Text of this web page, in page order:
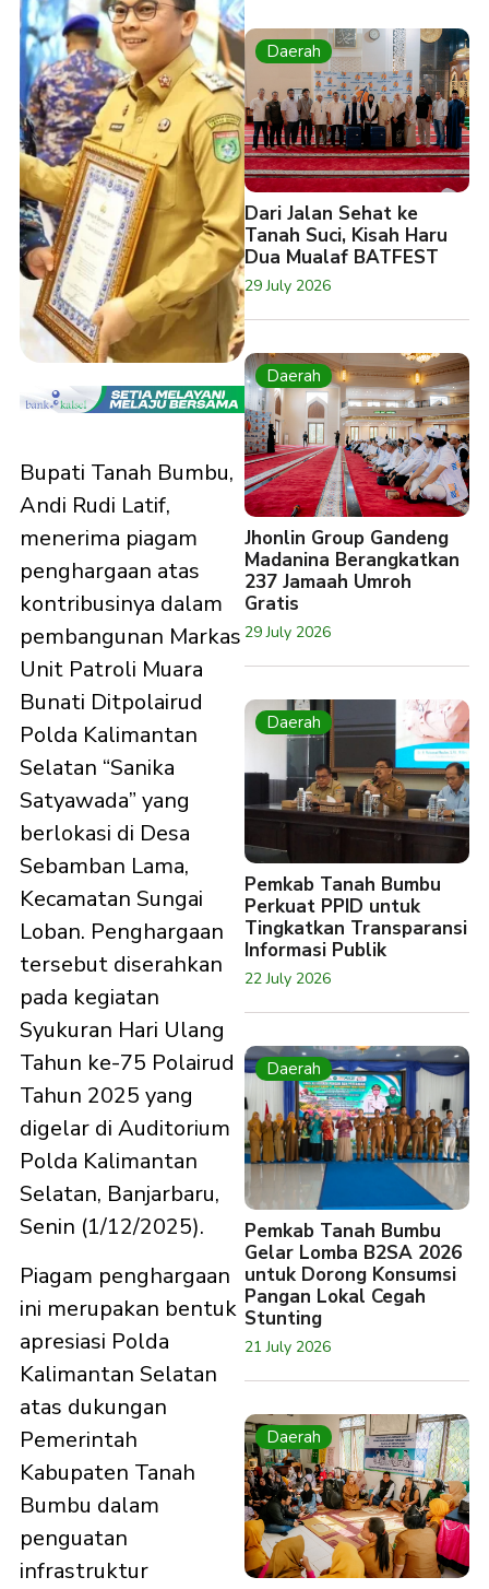
Bupati Tanah Bumbu,
Andi Rudi Latif,
menerima piagam
penghargaan atas
kontribusinya dalam
pembangunan Markas
Unit Patroli Muara
Bunati Ditpolairud
Polda Kalimantan
Selatan “Sanika
Satyawada” yang
berlokasi di Desa
Sebamban Lama,
Kecamatan Sungai
Loban. Penghargaan
tersebut diserahkan
pada kegiatan
Syukuran Hari Ulang
Tahun ke-75 Polairud
Tahun 2025 yang
digelar di Auditorium
Polda Kalimantan
Selatan, Banjarbaru,
Senin (1/12/2025).
Piagam penghargaan
ini merupakan bentuk
apresiasi Polda
Kalimantan Selatan
atas dukungan
Pemerintah
Kabupaten Tanah
Bumbu dalam
penguatan
infrastruktur
Daerah
Dari Jalan Sehat ke
Tanah Suci, Kisah Haru
Dua Mualaf BATFEST
29 July 2026
Daerah
Jhonlin Group Gandeng
Madanina Berangkatkan
237 Jamaah Umroh
Gratis
29 July 2026
Daerah
Pemkab Tanah Bumbu
Perkuat PPID untuk
Tingkatkan Transparansi
Informasi Publik
22 July 2026
Daerah
Pemkab Tanah Bumbu
Gelar Lomba B2SA 2026
untuk Dorong Konsumsi
Pangan Lokal Cegah
Stunting
21 July 2026
Daerah